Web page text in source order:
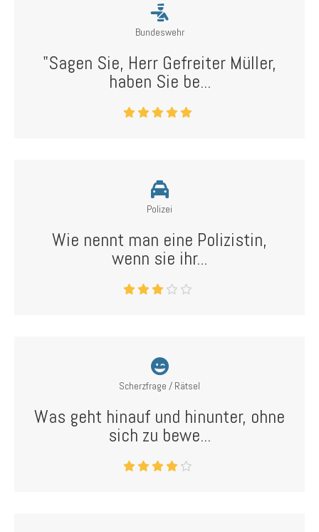
Bundeswehr
"Sagen Sie, Herr Gefreiter Müller,
haben Sie be...
Polizei
Wie nennt man eine Polizistin,
wenn sie ihr...
Scherzfrage / Rätsel
Was geht hinauf und hinunter, ohne
sich zu bewe...